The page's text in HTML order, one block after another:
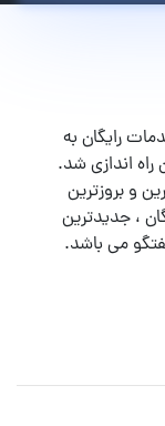
هدف ارائه خدمات رایگان به
راه اندازی شد.
و بروزترین
، جدیدترین
می باشد.